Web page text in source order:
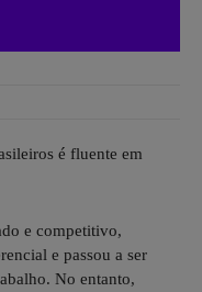
é fluente em
e competitivo,
e passou a ser
No entanto,